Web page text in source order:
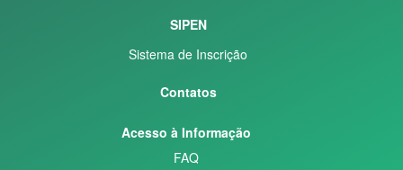
SIPEN
Sistema de Inscrição
Contatos
Acesso à Informação
FAQ